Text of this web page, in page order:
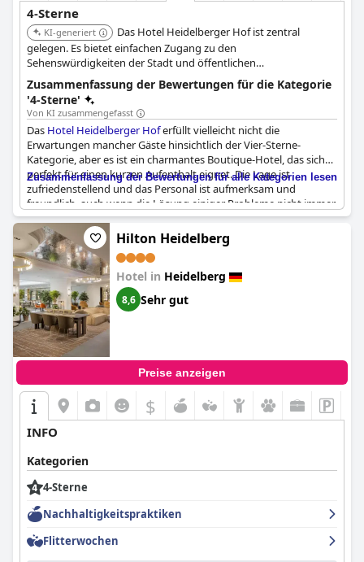
4-Sterne
KI-generiert
Das Hotel Heidelberger Hof ist zentral
gelegen. Es bietet einfachen Zugang zu den
Sehenswürdigkeiten der Stadt und öffentlichen
Verkehrsmitteln.
Zusammenfassung der Bewertungen für die Kategorie
'4-Sterne'
Von KI zusammengefasst
Das Hotel Heidelberger Hoferfüllt vielleicht nicht die
Erwartungen mancher Gäste hinsichtlich der Vier-Sterne-
Kategorie, aber es ist ein charmantes Boutique-Hotel, das sich
perfekt für einen kurzen Aufenthalt eignet. Die Lage ist
zufriedenstellend und das Personal ist aufmerksam und
freundlich, auch wenn die Lösung einiger Probleme nicht immer
möglich war. Einige Gäste empfanden das Frühstück als
mangelhaft, aber insgesamt ist das Hotel eine gute Wahl für
diejenigen, die einen komfortablen Aufenthalt suchen. Während
einige Gäste der Meinung sind, dass das Hotel seine Vier-Sterne-
Bewertung nicht verdient, würden andere das Hotel bei einem
zukünftigen Aufenthalt gerne wieder wählen.
Zusammenfassung der Bewertungen für alle Kategorien lesen
Hilton Heidelberg
Hotel in Heidelberg
8,6 Sehr gut
Preise anzeigen
$
INFO
Kategorien
4-Sterne
Nachhaltigkeitspraktiken
Flitterwochen